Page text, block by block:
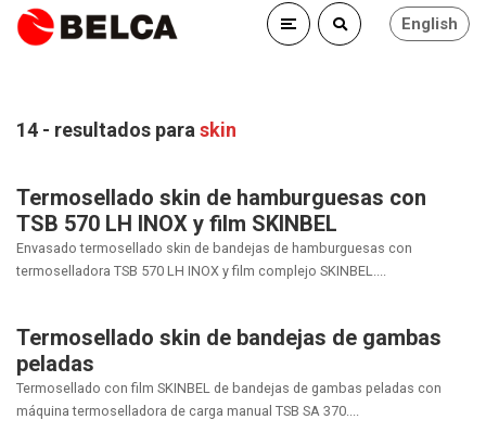
English
14 - resultados para skin
Termosellado skin de hamburguesas con
TSB 570 LH INOX y film SKINBEL
Envasado termosellado skin de bandejas de hamburguesas con
termoselladora TSB 570 LH INOX y film complejo SKINBEL....
Termosellado skin de bandejas de gambas
peladas
Termosellado con film SKINBEL de bandejas de gambas peladas con
máquina termoselladora de carga manual TSB SA 370....